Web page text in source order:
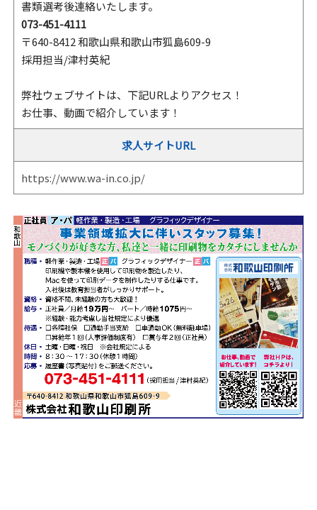
書類選考後連絡いたします。
073-451-4111
〒640-8412 和歌山県和歌山市狐島609-9
採用担当/津村英紀
弊社ウェブサイトは、下記URLよりアクセス！
お仕事、動画で紹介しています！
求人サイトURL
https://www.wa-in.co.jp/